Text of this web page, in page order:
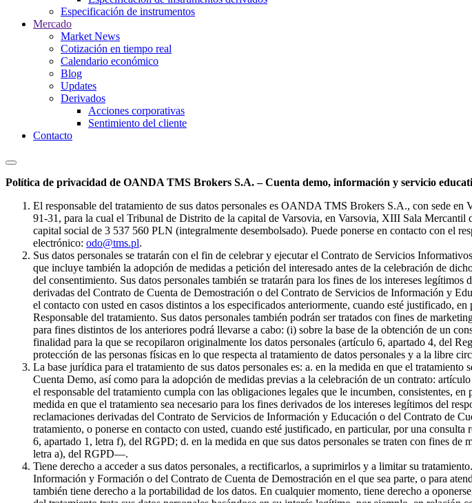
Especificación de instrumentos
Mercado
Market News
Cotización en tiempo real
Calendario económico
Blog
Updates
Derivados
Acciones corporativas
Sentimiento del cliente
Contacto
Política de privacidad de OANDA TMS Brokers S.A. – Cuenta demo, información y servicio
El responsable del tratamiento de sus datos personales es OANDA TMS Brokers S.A., con sede
91-31, para la cual el Tribunal de Distrito de la capital de Varsovia, en Varsovia, XIII Sala
capital social de 3 537 560 PLN (integralmente desembolsado). Puede ponerse en contacto con el
electrónico: odo@tms.pl.
Sus datos personales se tratarán con el fin de celebrar y ejecutar el Contrato de Servicios
que incluye también la adopción de medidas a petición del interesado antes de la celebración de
del consentimiento. Sus datos personales también se tratarán para los fines de los intereses
derivadas del Contrato de Cuenta de Demostración o del Contrato de Servicios de Información y
el contacto con usted en casos distintos a los especificados anteriormente, cuando esté justificado,
Responsable del tratamiento. Sus datos personales también podrán ser tratados con fines de
para fines distintos de los anteriores podrá llevarse a cabo: (i) sobre la base de la obtención de un
finalidad para la que se recopilaron originalmente los datos personales (artículo 6, apartado 4, del
protección de las personas físicas en lo que respecta al tratamiento de datos personales y a la libre
La base jurídica para el tratamiento de sus datos personales es: a. en la medida en que el
Cuenta Demo, así como para la adopción de medidas previas a la celebración de un contrato:
el responsable del tratamiento cumpla con las obligaciones legales que le incumben, consistentes,
medida en que el tratamiento sea necesario para los fines derivados de los intereses legítimos del
reclamaciones derivadas del Contrato de Servicios de Información y Educación o del Contrato de
tratamiento, o ponerse en contacto con usted, cuando esté justificado, en particular, por una
6, apartado 1, letra f), del RGPD; d. en la medida en que sus datos personales se traten con fines
letra a), del RGPD—.
Tiene derecho a acceder a sus datos personales, a rectificarlos, a suprimirlos y a limitar su
Información y Formación o del Contrato de Cuenta de Demostración en el que sea parte, o para
también tiene derecho a la portabilidad de los datos. En cualquier momento, tiene derecho a